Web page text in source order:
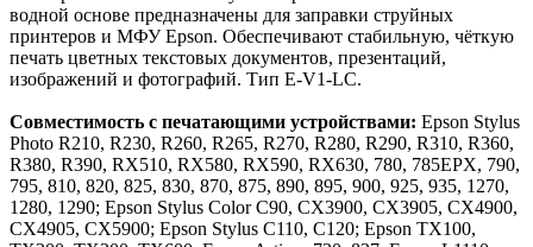
водной основе предназначены для заправки струйных
принтеров и МФУ Epson. Обеспечивают стабильную, чёткую
печать цветных текстовых документов, презентаций,
изображений и фотографий. Тип E-V1-LC.
Совместимость с печатающими устройствами: Epson Stylus
Photo R210, R230, R260, R265, R270, R280, R290, R310, R360,
R380, R390, RX510, RX580, RX590, RX630, 780, 785EPX, 790,
795, 810, 820, 825, 830, 870, 875, 890, 895, 900, 925, 935, 1270,
1280, 1290; Epson Stylus Color C90, CX3900, CX3905, CX4900,
CX4905, CX5900; Epson Stylus C110, C120; Epson TX100,